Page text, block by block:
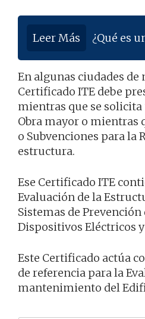
Leer Más ¿Qué es
En algunas ciudades de
Certificado ITE debe
mientras que se solicita
Obra mayor o mientras
o Subvenciones para la
estructura.
Ese Certificado ITE
Evaluación de la
Sistemas de Prevención
Dispositivos Eléctricos
Este Certificado actúa
de referencia para la
mantenimiento del